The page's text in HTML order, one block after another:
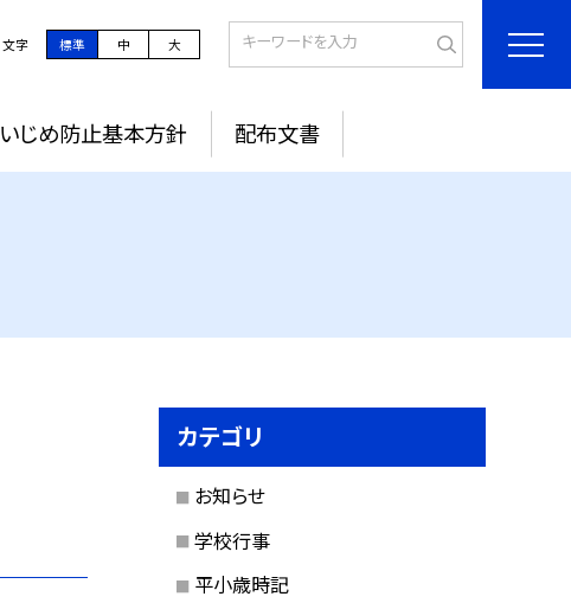
文字 標準 中 大
いじめ防止基本方針 配布文書
カテゴリ
お知らせ
学校行事
平小歳時記